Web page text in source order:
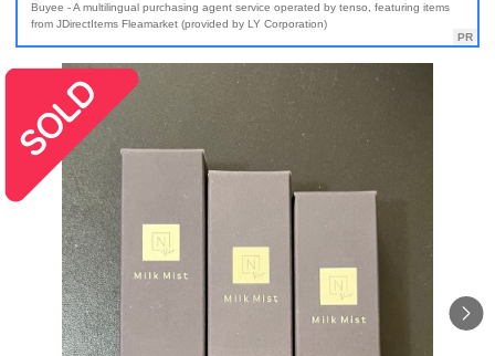
Buyee - A multilingual purchasing agent service operated by tenso, featuring items
from JDirectItems Fleamarket (provided by LY Corporation)